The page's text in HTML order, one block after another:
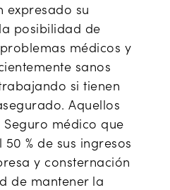
expresado su
posibilidad de
médicos y
sanos
si tienen
Aquellos
médico que
% de sus ingresos
y consternación
de mantener la